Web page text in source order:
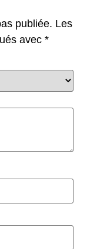
publiée. Les
avec *